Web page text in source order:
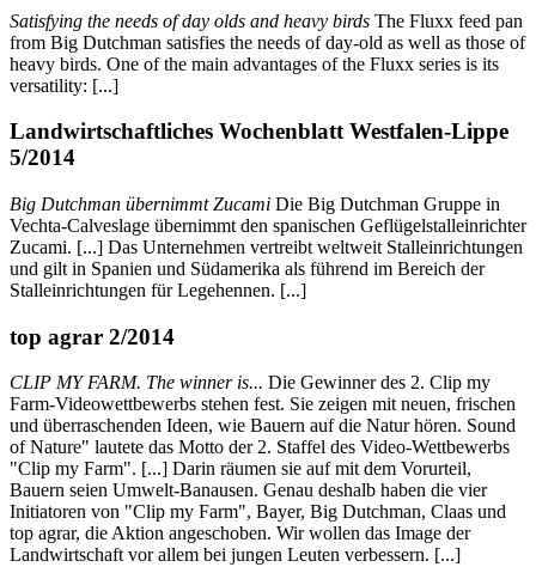
Satisfying the needs of day olds and heavy birds The Fluxx feed pan
from Big Dutchman satisfies the needs of day-old as well as those of
heavy birds. One of the main advantages of the Fluxx series is its
versatility: [...]
Landwirtschaftliches Wochenblatt Westfalen-Lippe
5/2014
Big Dutchman übernimmt Zucami Die Big Dutchman Gruppe in
Vechta-Calveslage übernimmt den spanischen Geflügelstalleinrichter
Zucami. [...] Das Unternehmen vertreibt weltweit Stalleinrichtungen
und gilt in Spanien und Südamerika als führend im Bereich der
Stalleinrichtungen für Legehennen. [...]
top agrar 2/2014
CLIP MY FARM. The winner is... Die Gewinner des 2. Clip my
Farm-Videowettbewerbs stehen fest. Sie zeigen mit neuen, frischen
und überraschenden Ideen, wie Bauern auf die Natur hören. Sound
of Nature" lautete das Motto der 2. Staffel des Video-Wettbewerbs
"Clip my Farm". [...] Darin räumen sie auf mit dem Vorurteil,
Bauern seien Umwelt-Banausen. Genau deshalb haben die vier
Initiatoren von "Clip my Farm", Bayer, Big Dutchman, Claas und
top agrar, die Aktion angeschoben. Wir wollen das Image der
Landwirtschaft vor allem bei jungen Leuten verbessern. [...]